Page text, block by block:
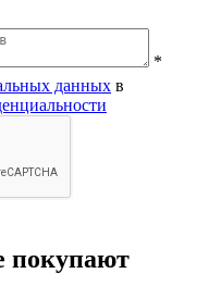
*
данных в
покупают